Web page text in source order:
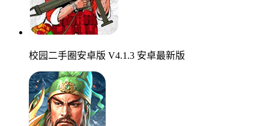
校园二手圈安卓版 V4.1.3 安卓最新版